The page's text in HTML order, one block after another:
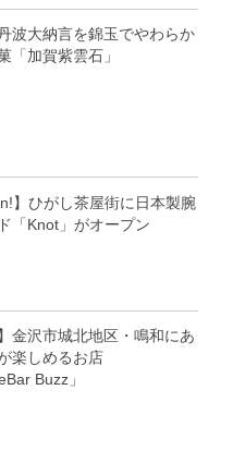
波大納言を錦玉でやわらか
「加賀紫雲石」
】ひがし茶屋街に日本製腕
「Knot」がオープン
金沢市城北地区・鳴和にあ
楽しめるお店
Buzz」